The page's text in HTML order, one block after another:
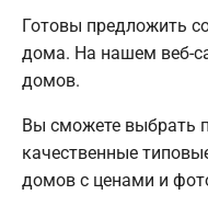
Готовы предложить
дома. На нашем веб-
домов.
Вы сможете выбрать
качественные
домов с ценами и